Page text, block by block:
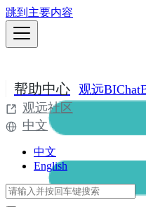
跳到主要内容
帮助中心 观远BI
观远社区
中文
中文
English